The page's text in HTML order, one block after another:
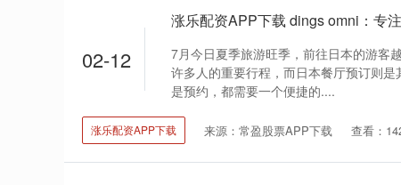
02-12
7月今日夏季旅游旺季，前往日本的游客
许多人的重要行程，而日本餐厅预订则
是预约，都需要一个便捷的....
涨乐配资APP下载 来源：常盈股票APP下载 查看：